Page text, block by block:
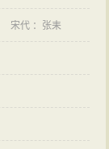
宋代 ： 张耒